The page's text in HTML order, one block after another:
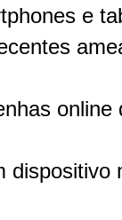
e
online
dispositivo